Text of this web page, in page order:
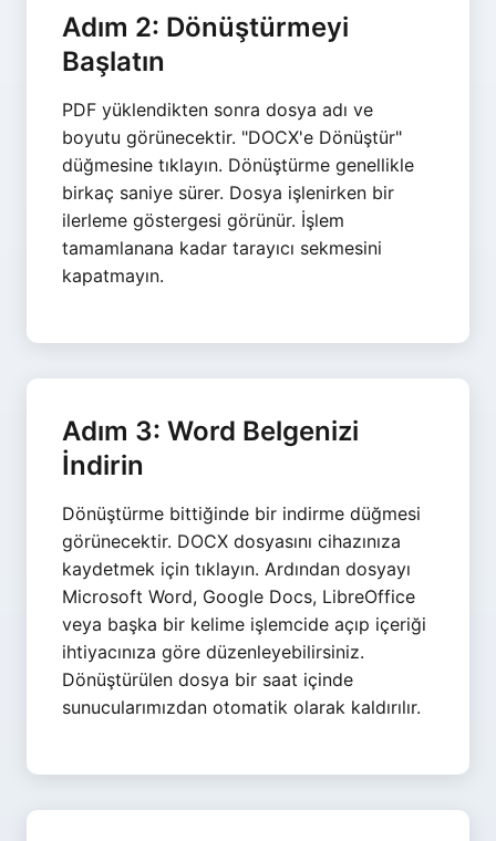
Adım 2: Dönüştürmeyi
Başlatın
PDF yüklendikten sonra dosya adı ve
boyutu görünecektir. "DOCX'e Dönüştür"
düğmesine tıklayın. Dönüştürme genellikle
birkaç saniye sürer. Dosya işlenirken bir
ilerleme göstergesi görünür. İşlem
tamamlanana kadar tarayıcı sekmesini
kapatmayın.
Adım 3: Word Belgenizi
İndirin
Dönüştürme bittiğinde bir indirme düğmesi
görünecektir. DOCX dosyasını cihazınıza
kaydetmek için tıklayın. Ardından dosyayı
Microsoft Word, Google Docs, LibreOffice
veya başka bir kelime işlemcide açıp içeriği
ihtiyacınıza göre düzenleyebilirsiniz.
Dönüştürülen dosya bir saat içinde
sunucularımızdan otomatik olarak kaldırılır.